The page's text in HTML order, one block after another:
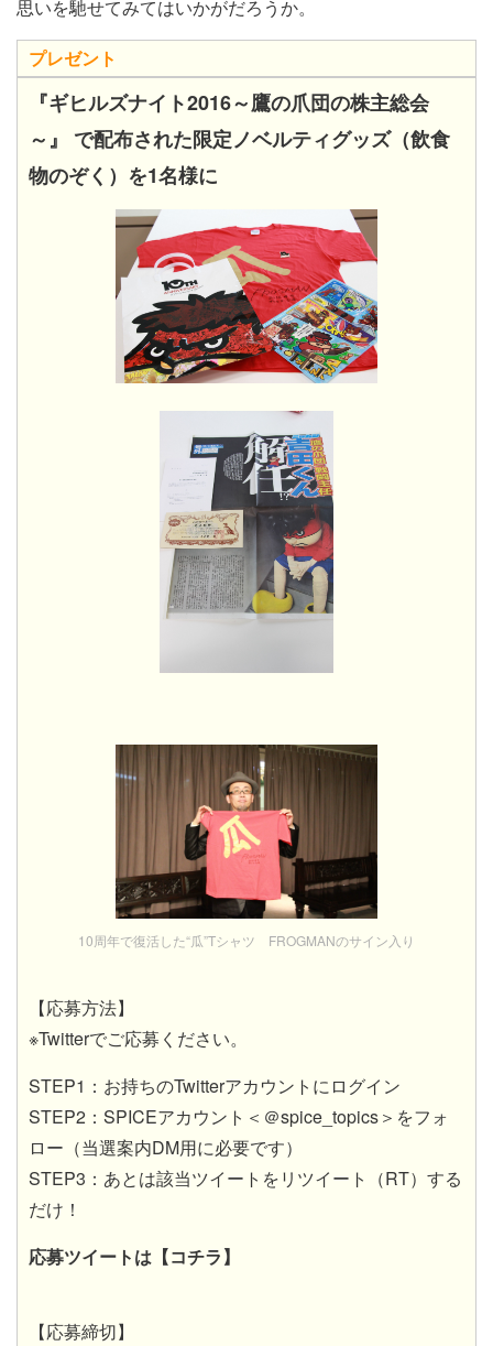
思いを馳せてみてはいかがだろうか。
プレゼント
『ギヒルズナイト2016～鷹の爪団の株主総会
～』 で配布された限定ノベルティグッズ（飲食
物のぞく）を1名様に
10周年で復活した“瓜”Tシャツ FROGMANのサイン入り
【応募方法】
※Twitterでご応募ください。
STEP1：お持ちのTwitterアカウントにログイン
STEP2：SPICEアカウント＜＠spice_topics＞をフォ
ロー（当選案内DM用に必要です）
STEP3：あとは該当ツイートをリツイート（RT）する
だけ！
応募ツイートは【コチラ】
【応募締切】